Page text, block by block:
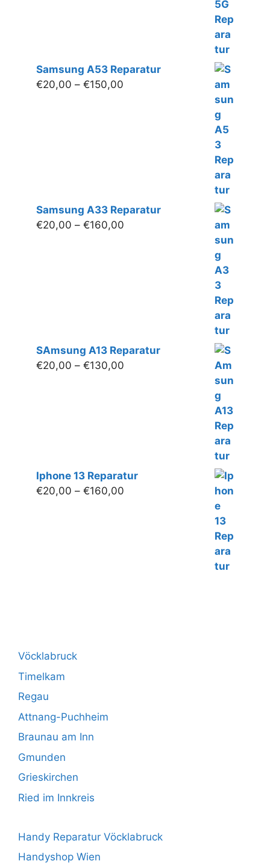
Samsung A53 Reparatur
€20,00 – €150,00
Samsung A33 Reparatur
€20,00 – €160,00
SAmsung A13 Reparatur
€20,00 – €130,00
Iphone 13 Reparatur
€20,00 – €160,00
Vöcklabruck
Timelkam
Regau
Attnang-Puchheim
Braunau am Inn
Gmunden
Grieskirchen
Ried im Innkreis
Handy Reparatur Vöcklabruck
Handyshop Wien